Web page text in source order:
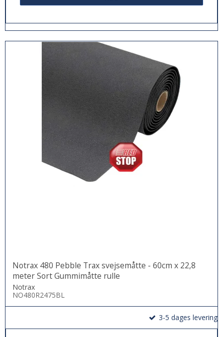
Notrax 480 Pebble Trax svejsemåtte - 60cm x 22,8
meter Sort Gummimåtte rulle
Notrax
NO480R2475BL
3-5 dages levering